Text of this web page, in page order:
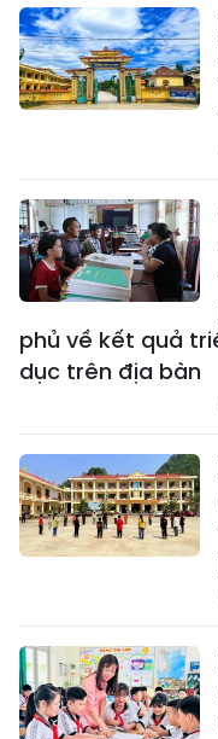
phủ về kết quả
dục trên địa bàn